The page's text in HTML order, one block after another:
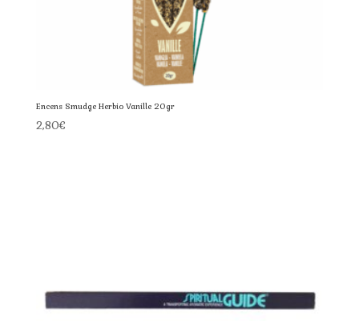
Encens Smudge Herbio Vanille 20gr
2,80€